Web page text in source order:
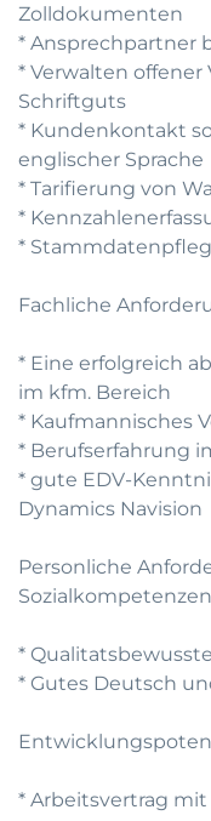
Zolldokumenten
* Ansprechpartner
* Verwalten offener
Schriftguts
* Kundenkontakt
englischer Sprache
* Tarifierung von
*
*
Fachliche
* Eine erfolgreich
im kfm. Bereich
* Kaufmannisches
* Berufserfahrung
* gute EDV-
Dynamics Navision
Personliche
Sozialkompetenzen
*
* Gutes Deutsch
* Arbeitsvertrag